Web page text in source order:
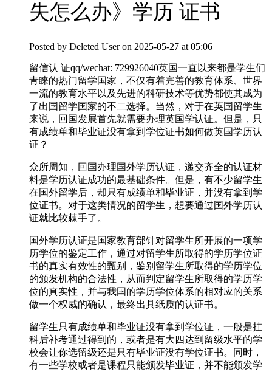
失怎么办》学历 证书
Posted by Deleted User on 2025-05-27 at 05:06
留信认 证qq/wechat: 729926040英国一直以来都是学生们
青睐的热门留学国家，不仅有着完善的教育体系、世界
一流的教育水平以及先进的科研技术等优势都使其成为
了出国留学国家的不二选择。当然，对于在英国留学生
来说，回国发展首先就需要办理英国学认证。但是，只
有成绩单和毕业证没有拿到学位证书如何做英国学历认
证？
众所周知，回国办理国外学历认证，递交齐全的认证材
料是学历认证成功的最基础条件。但是，有不少留学生
在国外留学后，却只有成绩单和毕业证，并没有拿到学
位证书。对于这类情况的留学生，想要通过国外学历认
证就比较棘手了。
国外学历认证是国家教育部针对留学生所开展的一项学
历学位的鉴定工作，通过对留学生所取得的学历学位证
书的真实有效性的甄别，鉴别留学生所取得的学历学位
的颁发机构的合法性，从而判定留学生所取得的学历学
位的真实性，并与我国的学历学位体系的相对应的关系
做一个权威的确认，最终出具纸质的认证书。
留学生只有成绩单和毕业证没有拿到学位证，一般是挂
科后补考通过得到的，或者是有大四达到留级水平的学
校会让你选留级还是只有毕业证没有学位证书。同时，
有一些学校或者是课程只能颁发毕业证，并不能颁发学